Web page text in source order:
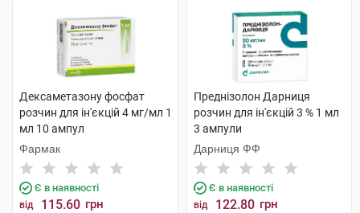
Дексаметазону фосфат
розчин для ін'єкцій 4 мг/мл 1
мл 10 ампул
Фармак
Є в наявності
від 115.60 грн
Преднізолон Дарниця
розчин для ін'єкцій 3 % 1 мл
3 ампули
Дарниця ФФ
Є в наявності
від 122.80 грн